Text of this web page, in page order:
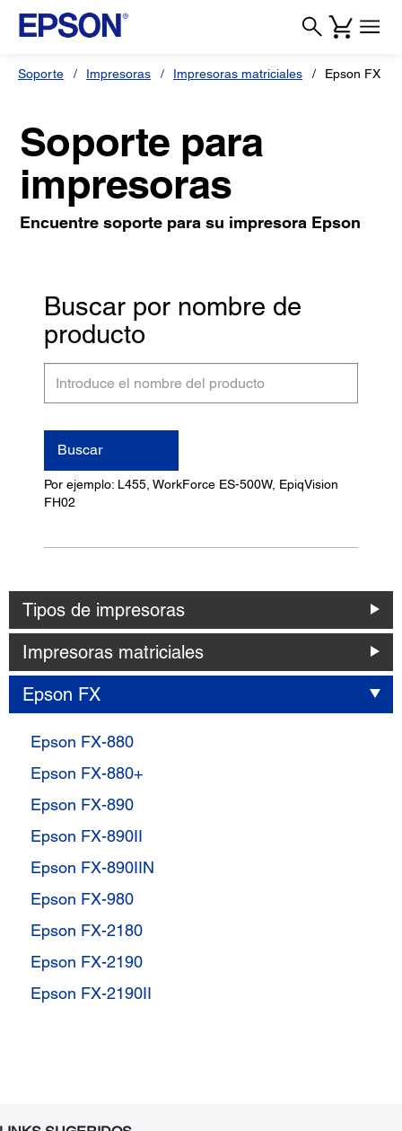
Soporte Impresoras Impresoras matriciales Epson FX
Soporte para
impresoras
Encuentre soporte para su impresora Epson
Buscar por nombre de
producto
del
producto
Buscar
Por ejemplo: L455, WorkForce ES-500W, EpiqVision
FH02
Tipos de impresoras
Impresoras matriciales
Epson FX
Epson FX-880
Epson FX-880+
Epson FX-890
Epson FX-890II
Epson FX-890IIN
Epson FX-980
Epson FX-2180
Epson FX-2190
Epson FX-2190II